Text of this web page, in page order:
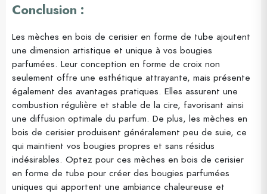
Conclusion :
Les mèches en bois de cerisier en forme de tube ajoutent
une dimension artistique et unique à vos bougies
parfumées. Leur conception en forme de croix non
seulement offre une esthétique attrayante, mais présente
également des avantages pratiques. Elles assurent une
combustion régulière et stable de la cire, favorisant ainsi
une diffusion optimale du parfum. De plus, les mèches en
bois de cerisier produisent généralement peu de suie, ce
qui maintient vos bougies propres et sans résidus
indésirables. Optez pour ces mèches en bois de cerisier
en forme de tube pour créer des bougies parfumées
uniques qui apportent une ambiance chaleureuse et